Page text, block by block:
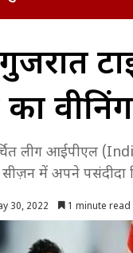
लीग आईपीएल
में अपने पसंदीदा
30, 2022 1 minute read